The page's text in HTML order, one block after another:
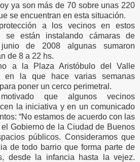
ya son más de 70 sobre unas 220
se encuentran en esta situación.
a los vecinos en estos
se están instalando cámaras de
de 2008 algunas sumaron
de 8 a 22 hs.
a la Plaza Aristóbulo del Valle
en la que hace varias semanas
poner un cerco perimetral.
que algunos vecinos
la iniciativa y en un comunicado
“No estamos de acuerdo con las
Gobierno de la Ciudad de Buenos
públicos. Consideramos que
de todo barrio que forma parte de
desde la infancia hasta la vejez.